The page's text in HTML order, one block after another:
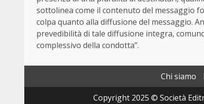
sottolinea come il contenuto del messaggio
colpa quanto alla diffusione del messaggio.
prevedibilità di tale diffusione integra,
complessivo della condotta”.
Chi siamo
Copyright 2025 © Società